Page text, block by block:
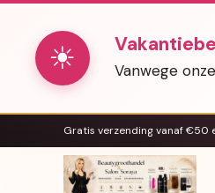
☀ Vanwege
Gratis verzending vanaf €50